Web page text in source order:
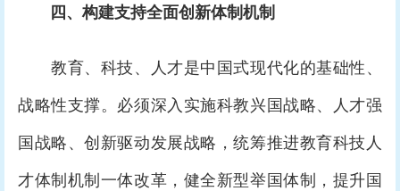
四、构建支持全面创新体制机制
教育、科技、人才是中国式现代化的基础性、
战略性支撑。必须深入实施科教兴国战略、人才强
国战略、创新驱动发展战略，统筹推进教育科技人
才体制机制一体改革，健全新型举国体制，提升国